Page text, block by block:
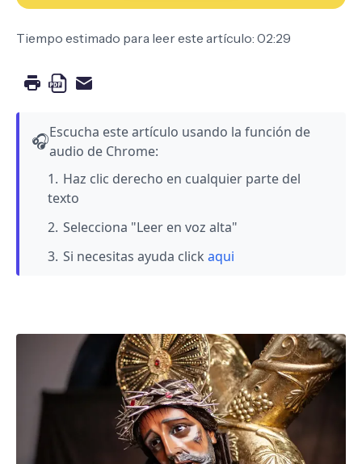
Tiempo estimado para leer este artículo: 02:29
🎧Escucha este artículo usando la función de
audio de Chrome:
Haz clic derecho en cualquier parte del
texto
Selecciona "Leer en voz alta"
Si necesitas ayuda click aqui